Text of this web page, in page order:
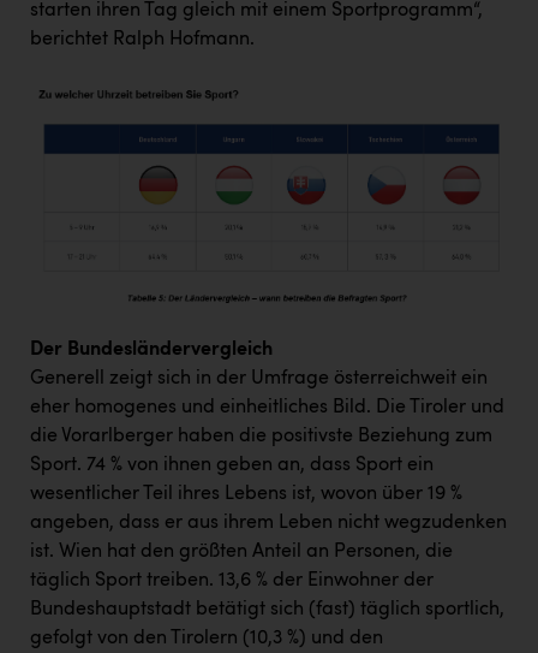
starten ihren Tag gleich mit einem Sportprogramm“,
berichtet Ralph Hofmann.
Der Bundesländervergleich
Generell zeigt sich in der Umfrage österreichweit ein
eher homogenes und einheitliches Bild. Die Tiroler und
die Vorarlberger haben die positivste Beziehung zum
Sport. 74 % von ihnen geben an, dass Sport ein
wesentlicher Teil ihres Lebens ist, wovon über 19 %
angeben, dass er aus ihrem Leben nicht wegzudenken
ist. Wien hat den größten Anteil an Personen, die
täglich Sport treiben. 13,6 % der Einwohner der
Bundeshauptstadt betätigt sich (fast) täglich sportlich,
gefolgt von den Tirolern (10,3 %) und den